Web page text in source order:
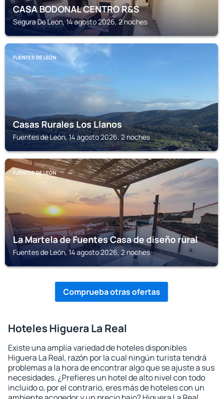
CASA BODONAL CENTRO R&S
Segura De Leon, 14 agosto 2026, 2 noches
FUENTES DE LEÓN
Casas Rurales Los Llanos
Fuentes de León, 14 agosto 2026, 2 noches
FUENTES DE LEÓN
La Martela de Fuentes Casa de diseño rural
Fuentes de León, 14 agosto 2026, 2 noches
Comprueba otras ofertas
Hoteles Higuera La Real
Existe una amplia variedad de hoteles disponibles
Higuera La Real, razón por la cual ningún turista tendrá
problemas a la hora de encontrar algo que se ajuste a sus
necesidades. ¿Prefieres un hotel de alto nivel con todo
incluido o, por el contrario, eres más de hoteles con un